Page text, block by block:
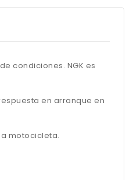
condiciones. NGK es
en arranque en
motocicleta.